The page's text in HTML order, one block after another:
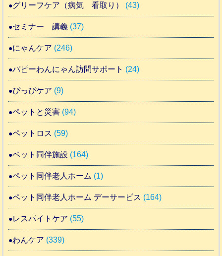
グリーフケア（病気 看取り） (43)
セミナー 講義 (37)
にゃんケア (246)
パピーわんにゃん訪問サポート (24)
ぴっぴケア (9)
ペットと災害 (94)
ペットロス (59)
ペット同伴施設 (164)
ペット同伴老人ホーム (1)
ペット同伴老人ホーム デーサービス (164)
レスパイトケア (55)
わんケア (339)